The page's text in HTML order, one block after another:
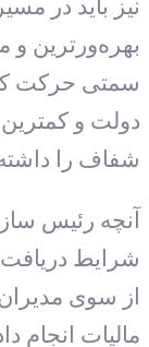
نیز باید در
بهره‌ورترین و
سمتی حرکت
دولت و
شفاف را
آنچه رئیس
شرایط
از سوی
مالیات انجام